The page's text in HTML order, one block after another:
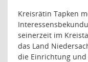
Kreisrätin Tapken
seinerzeit im
das Land
die Einrichtung und